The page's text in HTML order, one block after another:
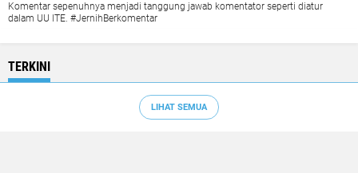
Komentar sepenuhnya menjadi tanggung jawab komentator seperti diatur
dalam UU ITE. #JernihBerkomentar
TERKINI
LIHAT SEMUA